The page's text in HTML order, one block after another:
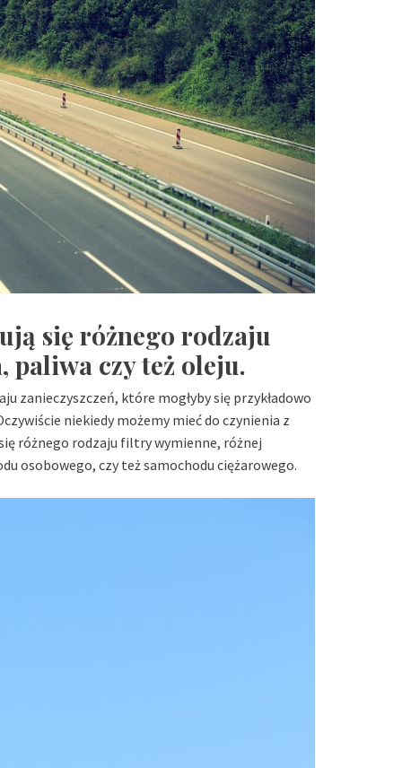
się różnego rodzaju
czy też oleju.
zanieczyszczeń, które mogłyby się przykładowo
niekiedy możemy mieć do czynienia z
różnego rodzaju filtry wymienne, różnej
osobowego, czy też samochodu ciężarowego.